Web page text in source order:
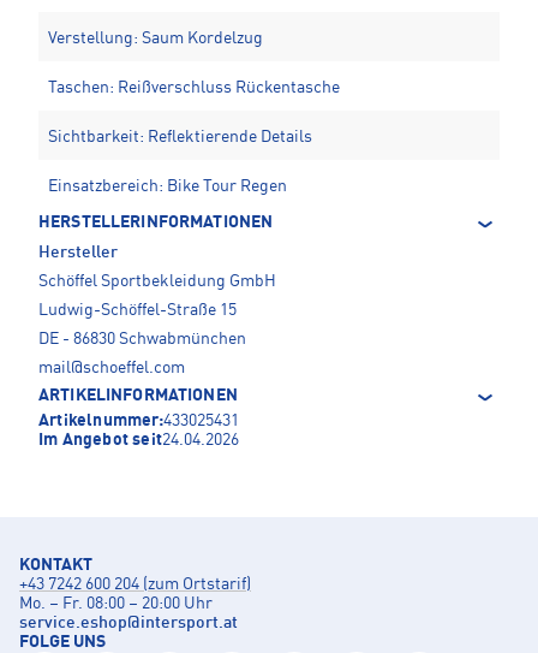
Verstellung: Saum Kordelzug
Taschen: Reißverschluss Rückentasche
Sichtbarkeit: Reflektierende Details
Einsatzbereich: Bike Tour Regen
HERSTELLERINFORMATIONEN
Hersteller
Schöffel Sportbekleidung GmbH
Ludwig-Schöffel-Straße 15
DE - 86830 Schwabmünchen
mail@schoeffel.com
ARTIKELINFORMATIONEN
Artikelnummer:433025431
Im Angebot seit24.04.2026
KONTAKT
+43 7242 600 204 (zum Ortstarif)
Mo. – Fr. 08:00 – 20:00 Uhr
service.eshop@intersport.at
FOLGE UNS